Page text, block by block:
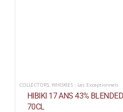
COLLECTORS,WHISKIES : Les Exceptionnels
HIBIKI 17 ANS 43%
70CL